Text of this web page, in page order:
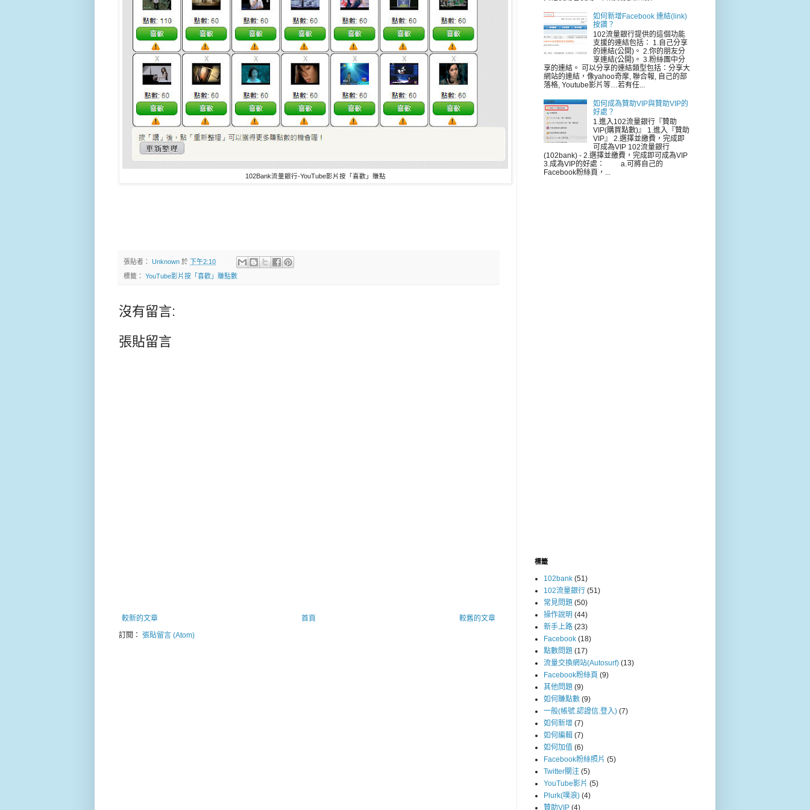
102Bank流量銀行-YouTube影片按「喜歡」賺點
張貼者： Unknown 於 下午2:10
標籤： YouTube影片按「喜歡」賺點數
沒有留言:
張貼留言
較新的文章 較舊的文章
首頁
訂閱： 張貼留言 (Atom)
如何新增Facebook 連結(link)
按讚？
102流量銀行提供的這個功能
支援的連結包括： 1.自己分享
的連結(公開)。 2.你的朋友分
享連結(公開)。 3.粉絲團中分
享的連結。 可以分享的連結類型包括：分享大
網站的連結，像yahoo奇摩, 聯合報, 自己的部
落格, Youtube影片等…若有任...
如何成為贊助VIP與贊助VIP的
好處？
1.進入102流量銀行『贊助
VIP(購買點數)』 1.進入『贊助
VIP』 2.選擇並繳費，完成即
可成為VIP 102流量銀行
(102bank) - 2.選擇並繳費，完成即可成為VIP
3.成為VIP的好處： a.可將自己的
Facebook粉絲頁，...
標籤
102bank (51)
102流量銀行 (51)
常見問題 (50)
操作說明 (44)
新手上路 (23)
Facebook (18)
點數問題 (17)
流量交換網站(Autosurf) (13)
Facebook粉絲頁 (9)
其他問題 (9)
如何賺點數 (9)
一般(帳號.認證信.登入) (7)
如何新增 (7)
如何編輯 (7)
如何加值 (6)
Facebook粉絲照片 (5)
Twitter關注 (5)
YouTube影片 (5)
Plurk(噗浪) (4)
贊助VIP (4)